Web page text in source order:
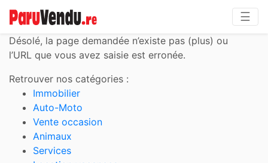
☰
Désolé, la page demandée n’existe pas (plus) ou
l’URL que vous avez saisie est erronée.
Retrouver nos catégories :
Immobilier
Auto-Moto
Vente occasion
Animaux
Services